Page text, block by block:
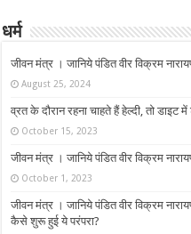
धर्म
जीवन मंत्र । जानिये पंडित वीर विक्रम
August 25, 2024
व्रत के दौरान रहना चाहते हैं हेल्दी, तो
October 15, 2023
जीवन मंत्र । जानिये पंडित वीर विक्रम
October 1, 2023
जीवन मंत्र । जानिये पंडित वीर विक्रम
कैसे शुरू हुई ये परंपरा?